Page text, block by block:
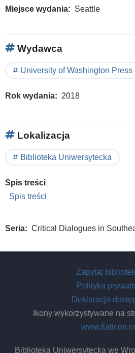
Miejsce wydania Seattle
Wydawca
University of Washington Press
Rok wydania 2018
Lokalizacja
Biblioteka Uniwersytecka
Spis treści
Spis treści
Seria Critical Dialogues in
Zapytaj
Polityka
Deklaracja
Ikony wykorzystywane na
Biblioteka Uniwersytecka we